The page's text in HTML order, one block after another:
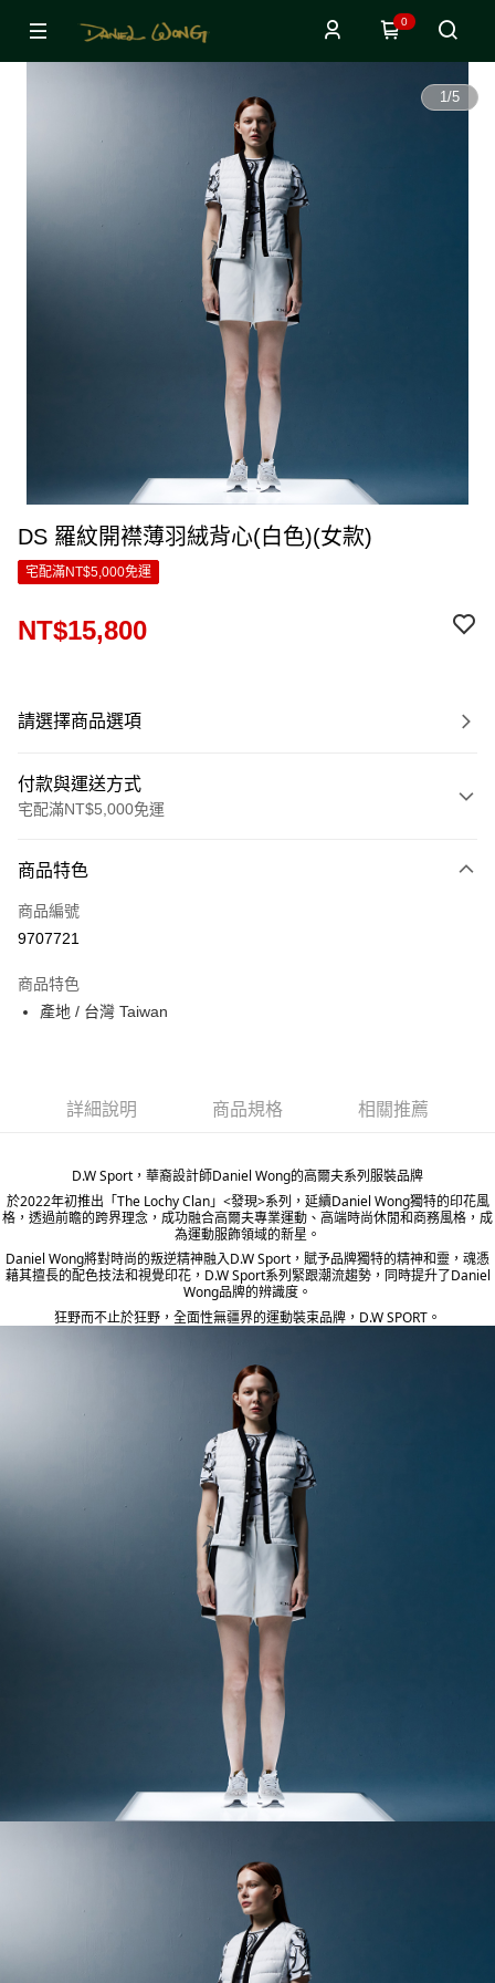
0
1/5
DS 羅紋開襟薄羽絨背心(白色)(女款)
宅配滿NT$5,000免運
NT$15,800
請選擇商品選項
付款與運送方式
宅配滿NT$5,000免運
信用卡一次付款
LINE Pay
ATM付款
宅配(外島)
每筆NT$120，滿NT$5,000(含以上)免運費
商品特色
商品編號
9707721
商品特色
產地 / 台灣 Taiwan
詳細說明 商品規格 相關推薦
D.W Sport，華裔設計師Daniel Wong的高爾夫系列服裝品牌
於2022年初推出「The Lochy Clan」<發現>系列，延續Daniel Wong獨特的印花風
格，透過前瞻的跨界理念，成功融合高爾夫專業運動、高端時尚休閒和商務風格，成
為運動服飾領域的新星。
Daniel Wong將對時尚的叛逆精神融入D.W Sport，賦予品牌獨特的精神和靈，魂憑
藉其擅長的配色技法和視覺印花，D.W Sport系列緊跟潮流趨勢，同時提升了Daniel
Wong品牌的辨識度。
狂野而不止於狂野，全面性無疆界的運動裝束品牌，D.W SPORT。